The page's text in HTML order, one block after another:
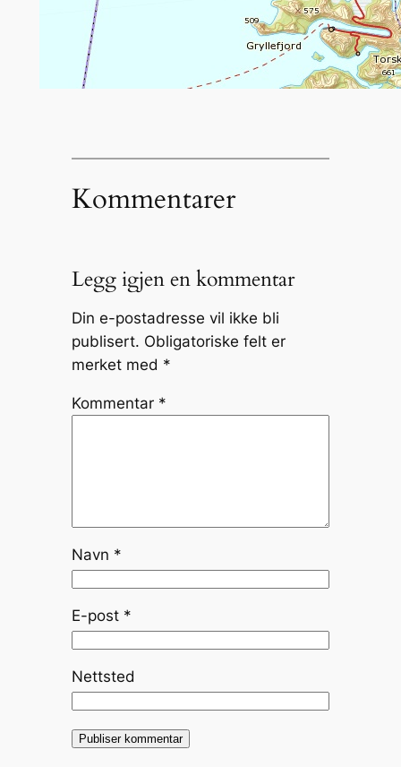
Kommentarer
Legg igjen en kommentar
Din e-postadresse vil ikke bli
publisert. Obligatoriske felt er
merket med *
Kommentar *
Navn *
E-post *
Nettsted